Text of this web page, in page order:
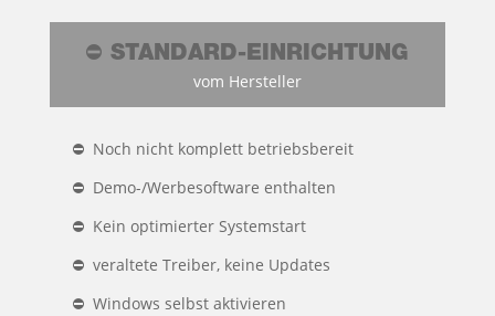
⛔️ STAN­DARD-EIN­RICH­TUNG
vom Her­stel­ler
⛔️ Noch nicht kom­plett betriebs­be­reit
⛔️ Demo-/Wer­be­soft­ware ent­hal­ten
⛔️ Kein opti­mier­ter Sys­tem­start
⛔️ ver­al­te­te Trei­ber, kei­ne Updates
⛔️ Win­dows selbst akti­vie­ren